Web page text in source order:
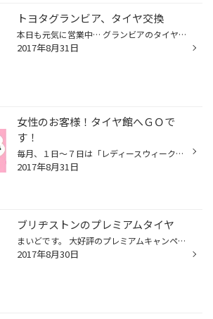
トヨタグランビア、タイヤ交換
本日も元気に営業中… グランビアのタイヤ交換と アライメント調整 実施させて頂きました^ ^ 装着タイヤは Playz PX-RV！！ かなりの車重がある上 重荷を乗せて走る事が多いとの事ですので 剛性の強いPX-RVをチョイス^_^ 交換前のタイヤが偏摩耗していましたので アライメント調整！ いぶし銀の土方...
2017年8月31日
女性のお客様！タイヤ館へＧＯで
す！
毎月、１日～７日は「レディースウィーク」です♪ ご来店いただいた女性のお客様へ プレゼントをさしあげております（＾Ｕ＾）/ 今回はあったら便利！【キッチンペーパー】ですっ！ 是非お越しくださーい！！！ お待ちしておりますっ★
2017年8月31日
ブリヂストンのプレミアムタイヤ
まいどです。 大好評のプレミアムキャンペーン… 明日で終了してしまいます(-_-) 当ホームページをご覧いただいて ご来店して頂いたお客様が非常に多く 日々感謝です^ ^ 非常にお買い得な内容になっておりますので タイヤ交換をご検討のお客様はこの機会に 是非！！ 8月31日までですよ〜！ お急ぎ下...
2017年8月30日